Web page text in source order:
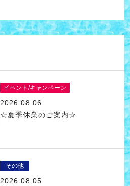
イベント/キャンペーン
2026.08.06
☆夏季休業のご案内☆
その他
2026.08.05